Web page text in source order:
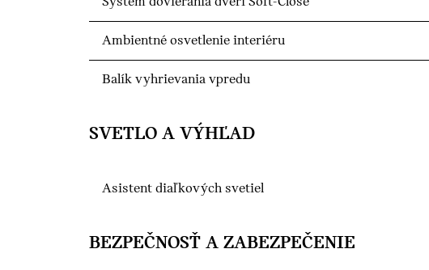
Ambientné osvetlenie interiéru
Balík vyhrievania vpredu
SVETLO A VÝHĽAD
Asistent diaľkových svetiel
BEZPEČNOSŤ A ZABEZPEČENIE